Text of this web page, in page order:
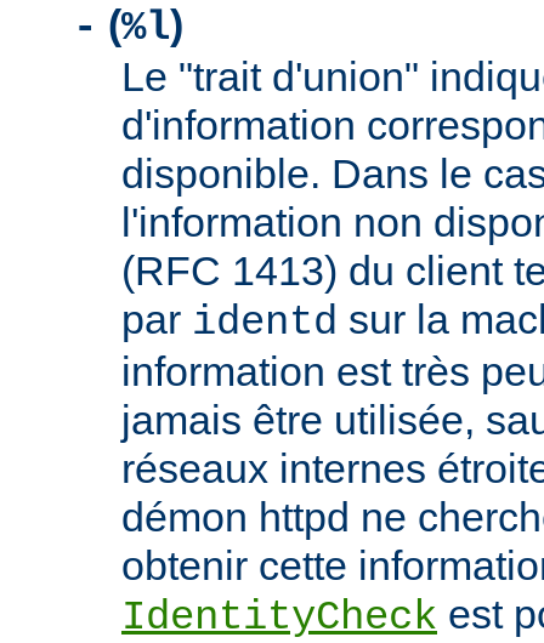
- (%l)
Le "trait d'union"
d'information
disponible. Dans le
l'information non
(RFC 1413) du client
par identd sur la
information est très
jamais être utilisée,
réseaux internes
démon httpd ne
obtenir cette
IdentityCheck est